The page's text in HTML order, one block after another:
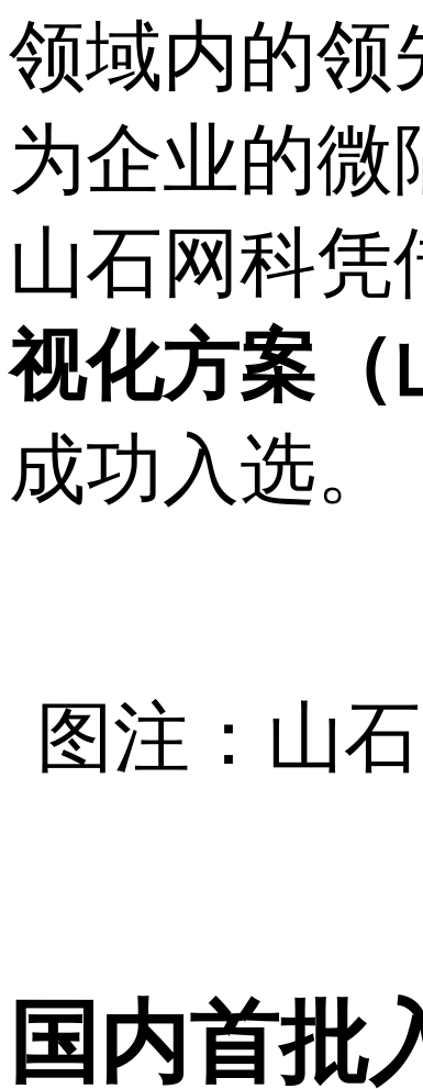
领域内的领
为企业的微
山石网科凭
视化方案（
成功入选。
图注：山
国内首批